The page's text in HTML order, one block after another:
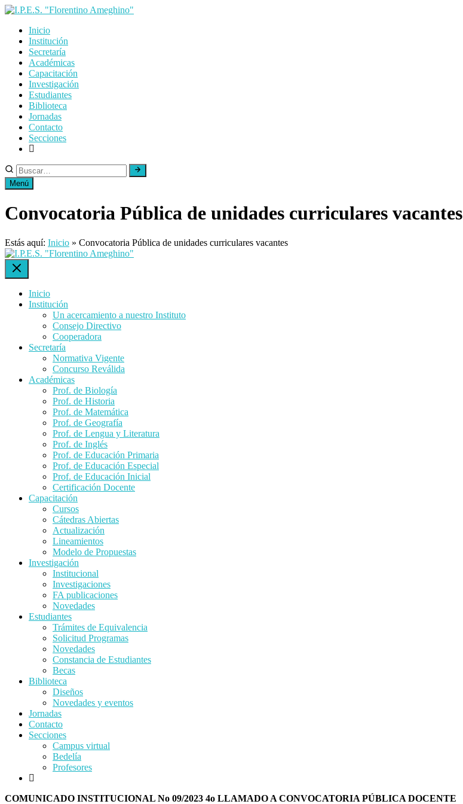
Skip
contentInicio
Institución
Secretaría
Académicas
Capacitación
Investigación
Estudiantes
Biblioteca
Jornadas
Contacto
Secciones
Menú
Convocatoria Pública de unidades curriculares vacantes
Estás aquí: Inicio » Convocatoria Pública de unidades curriculares vacantes
Inicio
Institución
Un acercamiento a nuestro Instituto
Consejo Directivo
Cooperadora
Secretaría
Normativa Vigente
Concurso Reválida
Académicas
Prof. de Biología
Prof. de Historia
Prof. de Matemática
Prof. de Geografía
Prof. de Lengua y Literatura
Prof. de Inglés
Prof. de Educación Primaria
Prof. de Educación Especial
Prof. de Educación Inicial
Certificación Docente
Capacitación
Cursos
Cátedras Abiertas
Actualización
Lineamientos
Modelo de Propuestas
Investigación
Institucional
Investigaciones
FA publicaciones
Novedades
Estudiantes
Trámites de Equivalencia
Solicitud Programas
Novedades
Constancia de Estudiantes
Becas
Biblioteca
Diseños
Novedades y eventos
Jornadas
Contacto
Secciones
Campus virtual
Bedelía
Profesores
COMUNICADO INSTITUCIONAL No 09/2023 4o LLAMADO A CONVOCATORIA PÚBLICA DOCENTE